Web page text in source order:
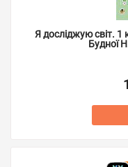
Я досліджую світ.
Будної